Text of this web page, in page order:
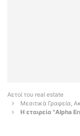
Αετοί του real estate
Μεσιτικά Γραφεία,
Η εταιρεία "Alpha